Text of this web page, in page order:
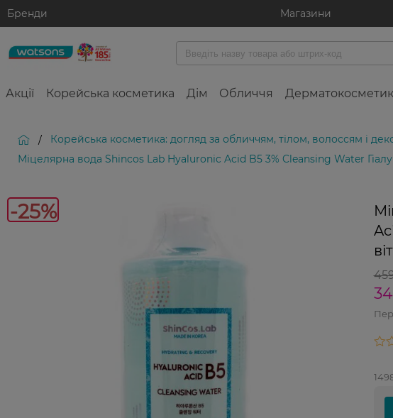
Бренди Магазини
Акції Корейська косметика Дім Обличчя
/ Корейська косметика: догляд за обличчям, тілом, волоссям і
Міцелярна вода Shincos Lab Hyaluronic Acid B5 3% Cleansing Water
-25%